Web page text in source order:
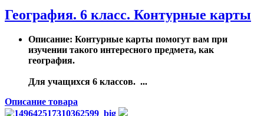
География. 6 класс. Контурные карты
Описание: Контурные карты помогут вам при
изучении такого интересного предмета, как
география.
Для учащихся 6 классов. ...
Описание товара